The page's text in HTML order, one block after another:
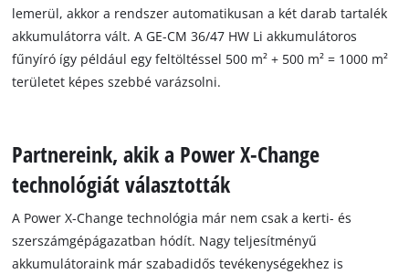
lemerül, akkor a rendszer automatikusan a két darab tartalék
akkumulátorra vált. A GE-CM 36/47 HW Li akkumulátoros
fűnyíró így például egy feltöltéssel 500 m² + 500 m² = 1000 m²
területet képes szebbé varázsolni.
Partnereink, akik a Power X-Change
technológiát választották
A Power X-Change technológia már nem csak a kerti- és
szerszámgépágazatban hódít. Nagy teljesítményű
akkumulátoraink már szabadidős tevékenységekhez is